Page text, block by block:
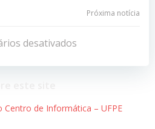
Navegação
de
Post
Próxima notícia
desativados
Centro de Informática – UFPE